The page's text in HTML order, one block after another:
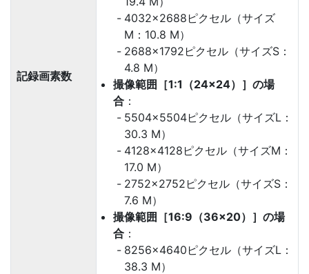
記録画素数
4032×2688ピクセル（サイズ
M：10.8 M）
2688×1792ピクセル（サイズS：
4.8 M）
撮像範囲［1:1（24×24）］の場
合 ：
5504×5504ピクセル（サイズL：
30.3 M）
4128×4128ピクセル（サイズM：
17.0 M）
2752×2752ピクセル（サイズS：
7.6 M）
撮像範囲［16:9（36×20）］の場
合 ：
8256×4640ピクセル（サイズL：
38.3 M）